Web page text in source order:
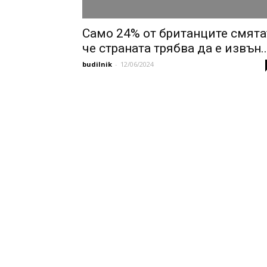
Само 24% от британците
че страната трябва да е
budilnik - 12/06/2024